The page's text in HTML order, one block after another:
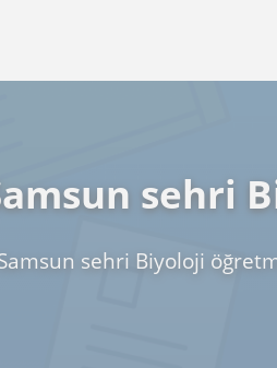
sehri
sehri Biyoloji